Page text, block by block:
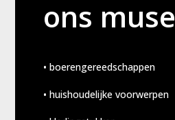
ons
• boerengereedschappen
• huishoudelijke voorwerpen